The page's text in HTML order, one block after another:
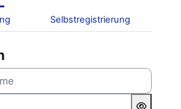
Selbstregistrierung